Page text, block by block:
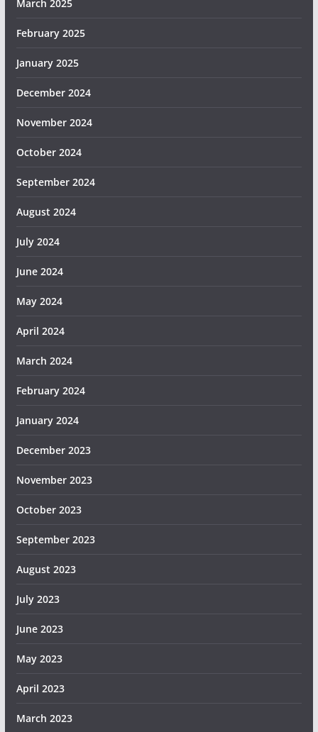
March 2025
February 2025
January 2025
December 2024
November 2024
October 2024
September 2024
August 2024
July 2024
June 2024
May 2024
April 2024
March 2024
February 2024
January 2024
December 2023
November 2023
October 2023
September 2023
August 2023
July 2023
June 2023
May 2023
April 2023
March 2023